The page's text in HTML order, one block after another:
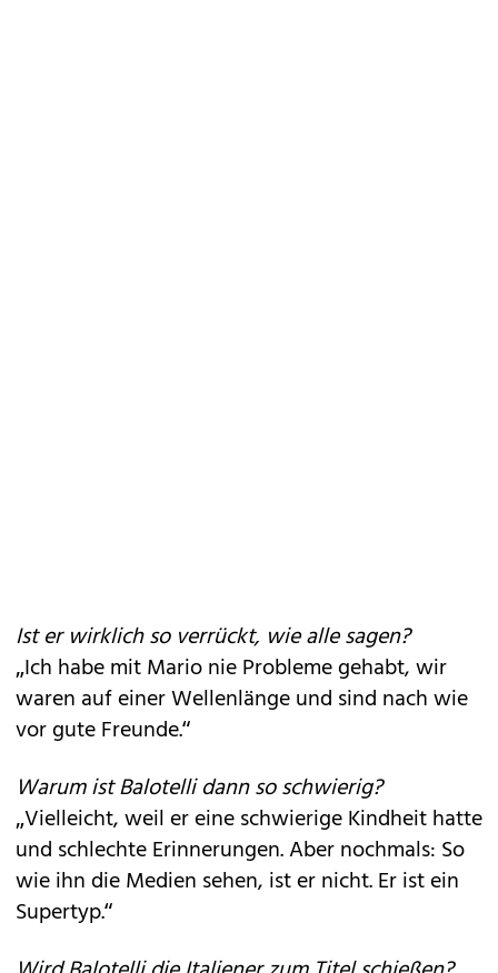
Ist er wirklich so verrückt, wie alle sagen?
„Ich habe mit Mario nie Probleme gehabt, wir
waren auf einer Wellenlänge und sind nach wie
vor gute Freunde.“
Warum ist Balotelli dann so schwierig?
„Vielleicht, weil er eine schwierige Kindheit hatte
und schlechte Erinnerungen. Aber nochmals: So
wie ihn die Medien sehen, ist er nicht. Er ist ein
Supertyp.“